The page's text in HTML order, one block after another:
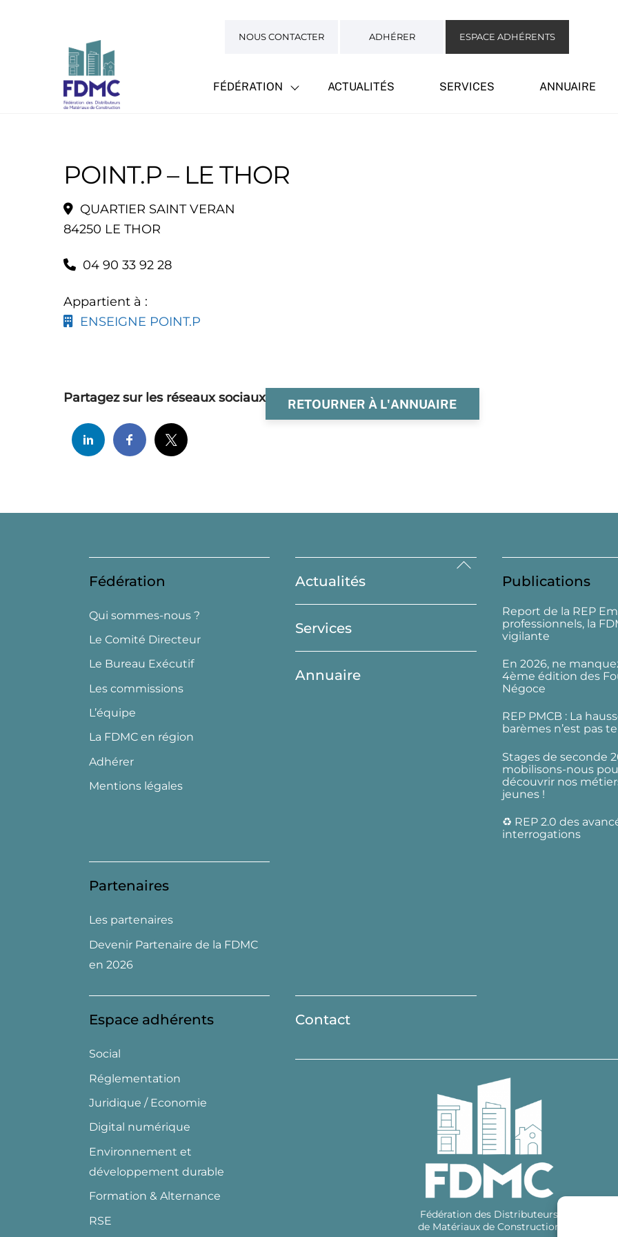
NOUS CONTACTER ADHÉRER ESPACE ADHÉRENTS
FÉDÉRATION ACTUALITÉS SERVICES ANNUAIRE
POINT.P – LE THOR
QUARTIER SAINT VERAN
84250 LE THOR
04 90 33 92 28
Appartient à :
ENSEIGNE POINT.P
RETOURNER À L'ANNUAIRE
Partagez sur les réseaux sociaux
Back
Top
Fédération
Qui sommes-nous ?
Le Comité Directeur
Le Bureau Exécutif
Les commissions
L’équipe
La FDMC en région
Adhérer
Mentions légales
Actualités
Services
Annuaire
Publications
Report de la REP
professionnels, la
vigilante
En 2026, ne
4ème édition des
Négoce
REP PMCB : La
barèmes n’est pas
Stages de seconde
mobilisons-nous
découvrir nos
jeunes !
♻️ REP 2.0 des
interrogations
Partenaires
Les partenaires
Devenir Partenaire de la FDMC
en 2026
Espace adhérents
Social
Réglementation
Juridique / Economie
Digital numérique
Environnement et
développement durable
Formation & Alternance
RSE
Contact
Fédération des Distributeurs
de Matériaux de Construction